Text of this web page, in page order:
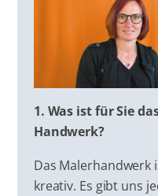
1. Was ist für Sie
Handwerk?
Das Malerhandwerk
kreativ. Es gibt uns